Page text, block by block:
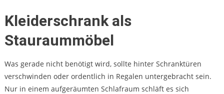
Kleiderschrank als
Stauraummöbel
Was gerade nicht benötigt wird, sollte hinter Schranktüren
verschwinden oder ordentlich in Regalen untergebracht sein.
Nur in einem aufgeräumten Schlafraum schläft es sich